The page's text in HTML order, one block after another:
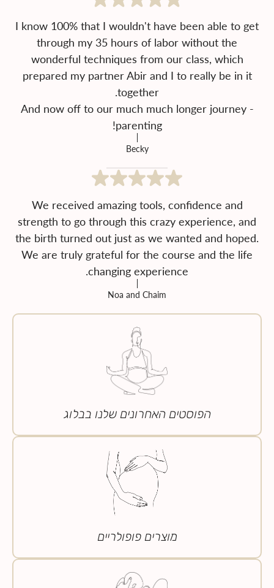
I know 100% that I wouldn't have been able to get
through my 35 hours of labor without the
wonderful techniques from our class, which
prepared my partner Abir and I to really be in it
And now off to our much much longer journey -
parenting!
Becky
We received amazing tools, confidence and
strength to go through this crazy experience, and
the birth turned out just as we wanted and hoped.
We are truly grateful for the course and the life
changing experience.
Noa and Chaim
הפוסטים האחרונים שלנו בבלוג
מוצרים פופולריים